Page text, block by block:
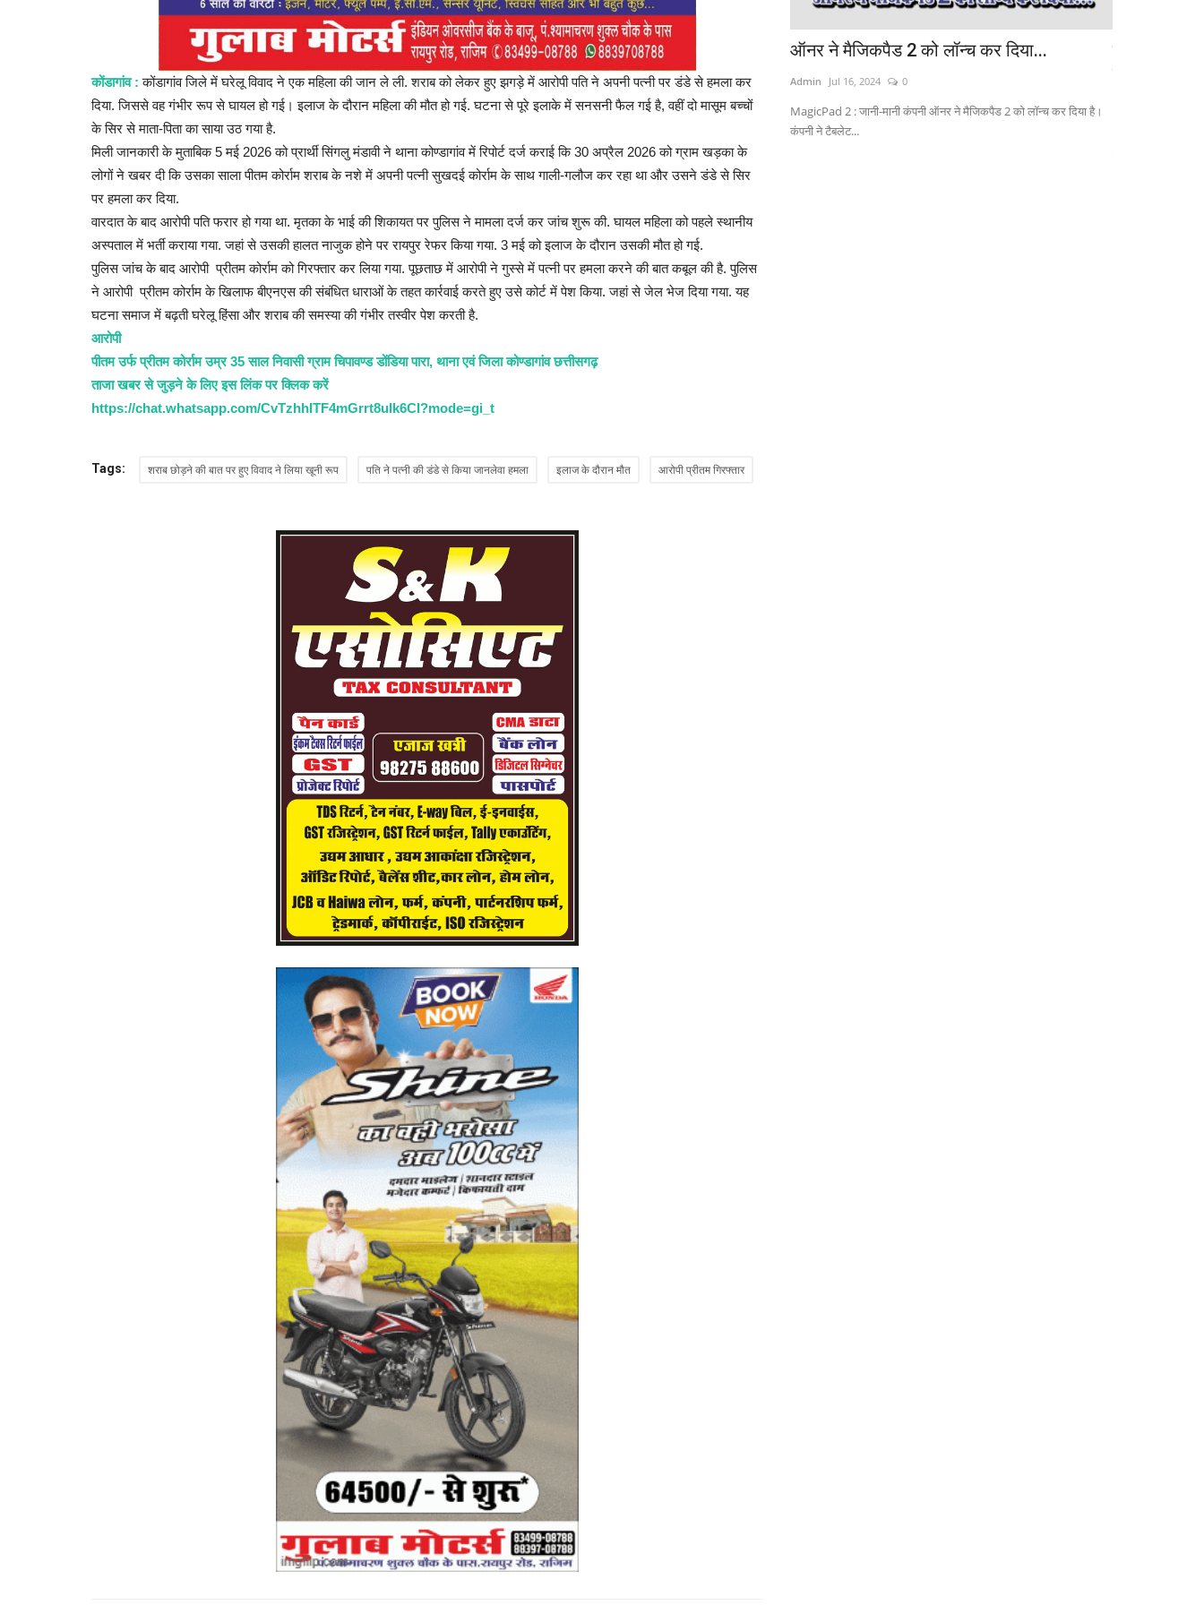
कोंडागांव : कोंडागांव जिले में घरेलू विवाद ने एक महिला की जान ले ली. शराब को लेकर हुए झगड़े में आरोपी पति ने अपनी पत्नी पर डंडे से हमला कर
दिया. जिससे वह गंभीर रूप से घायल हो गई। इलाज के दौरान महिला की मौत हो गई. घटना से पूरे इलाके में सनसनी फैल गई है, वहीं दो मासूम बच्चों
के सिर से माता-पिता का साया उठ गया है.
मिली जानकारी के मुताबिक 5 मई 2026 को प्रार्थी सिंगलु मंडावी ने थाना कोण्डागांव में रिपोर्ट दर्ज कराई कि 30 अप्रैल 2026 को ग्राम खड़का के
लोगों ने खबर दी कि उसका साला पीतम कोर्राम शराब के नशे में अपनी पत्नी सुखदई कोर्राम के साथ गाली-गलौज कर रहा था और उसने डंडे से सिर
पर हमला कर दिया.
वारदात के बाद आरोपी पति फरार हो गया था. मृतका के भाई की शिकायत पर पुलिस ने मामला दर्ज कर जांच शुरू की. घायल महिला को पहले स्थानीय
अस्पताल में भर्ती कराया गया. जहां से उसकी हालत नाजुक होने पर रायपुर रेफर किया गया. 3 मई को इलाज के दौरान उसकी मौत हो गई.
पुलिस जांच के बाद आरोपी प्रीतम कोर्राम को गिरफ्तार कर लिया गया. पूछताछ में आरोपी ने गुस्से में पत्नी पर हमला करने की बात कबूल की है. पुलिस
ने आरोपी प्रीतम कोर्राम के खिलाफ बीएनएस की संबंधित धाराओं के तहत कार्रवाई करते हुए उसे कोर्ट में पेश किया. जहां से जेल भेज दिया गया. यह
घटना समाज में बढ़ती घरेलू हिंसा और शराब की समस्या की गंभीर तस्वीर पेश करती है.
आरोपी
पीतम उर्फ प्रीतम कोर्राम उम्र 35 साल निवासी ग्राम चिपावण्ड डोंडिया पारा, थाना एवं जिला कोण्डागांव छत्तीसगढ़
ताजा खबर से जुड़ने के लिए इस लिंक पर क्लिक करें
https://chat.whatsapp.com/CvTzhhITF4mGrrt8ulk6CI?mode=gi_t
Tags: शराब छोड़ने की बात पर हुए विवाद ने लिया खूनी रूप पति ने पत्नी की डंडे से किया जानलेवा हमला इलाज के दौरान मौत आरोपी प्रीतम गिरफ्तार
की राजधानी देहरादून
Gyanvapi Masjid Case: हिंदू पक्ष ने दाखिल की
HC में याचिका,...
Admin Aug 2, 2023 0
प्रयागराज. ज्ञानवापी मामले से जुड़ी सबसे बड़ी ख़बर सामने आई है. इलाहाबाद
हाईकोर्ट...
बजट आने से पहले ही महंगे हो जाएंगे बीड़ी-सिगरेट,
तंबाकू...
Admin Jan 31, 2026 0
expensive even before...
ऑनर ने मैजिकपैड 2 को लॉन्च कर दिया...
Admin Jul 16, 2024 0
MagicPad 2 : जानी-मानी कंपनी ऑनर ने मैजिकपैड 2 को लॉन्च कर दिया है।
कंपनी ने टैबलेट...